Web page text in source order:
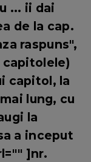
... ii dai
de la cap.
raspuns",
capitolele)
capitol, la
lung, cu
la
a inceput
]nr.